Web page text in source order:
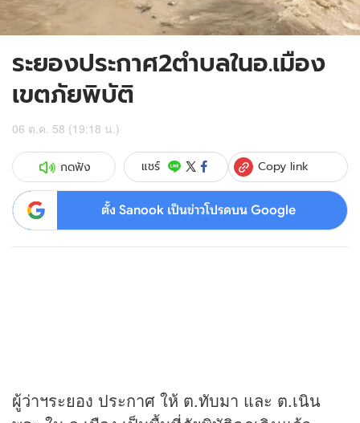
ระยองประกาศ2ตำบลในอ.เมือง
เขตภัยพิบัติ
06 ต.ค. 58 (19:18 น.)
กดฟัง แชร์ Copy link
ตั้ง Sanook เป็นข่าวโปรดบน Google
ผู้ว่าฯระยอง ประกาศ ให้ ต.ทับมา และ ต.เนิน